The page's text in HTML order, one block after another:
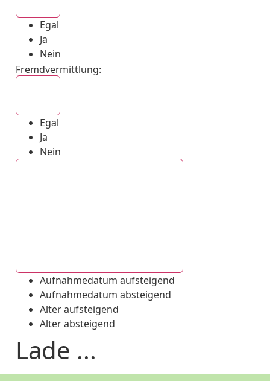
Egal
Ja
Nein
Fremdvermittlung:
Egal
Ja
Nein
Aufnahmedatum aufsteigend
Aufnahmedatum absteigend
Alter aufsteigend
Alter absteigend
Lade ...